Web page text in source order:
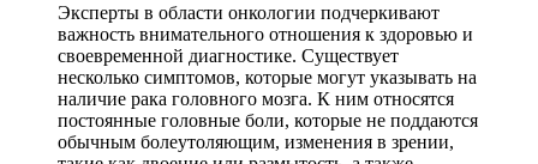
Эксперты в области онкологии подчеркивают
важность внимательного отношения к здоровью и
своевременной диагностике. Существует
несколько симптомов, которые могут указывать на
наличие рака головного мозга. К ним относятся
постоянные головные боли, которые не поддаются
обычным болеутоляющим, изменения в зрении,